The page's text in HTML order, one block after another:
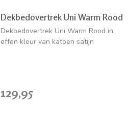
Dekbedovertrek Uni Warm Rood
Dekbedovertrek Uni Warm Rood in
effen kleur van katoen satijn
129,95